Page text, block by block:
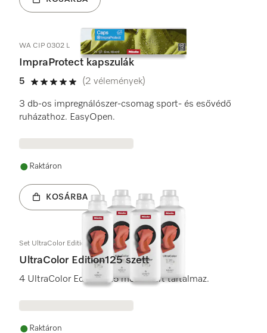
WA CIP 0302 L
ImpraProtect kapszulák
5
5 / 5
(2 vélemények)
3 db-os impregnálószer-csomag sport- és esővédő
ruházathoz. EasyOpen.
Raktáron
KOSÁRBA
Set UltraColor Edition125
UltraColor Edition125 szett
4 UltraColor Edition125 mosószert tartalmaz.
Raktáron